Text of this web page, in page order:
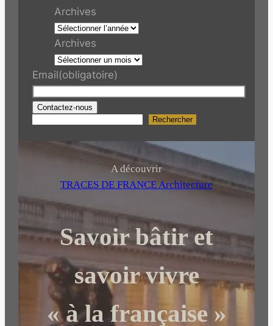
Archives
Archives
Email(obligatoire)
Contactez-nous
r
c
h
r
Rechercher
A découvrir
TRACES DE FRANCE Architecture
Savoir bâtir et
savoir vivre
« à la française »